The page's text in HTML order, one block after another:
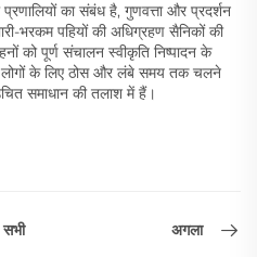
का संबंध है, गुणवत्ता और प्रदर्शन
भरकम पहियों की अधिग्रहण सैनिकों की
को पूर्ण संचालन स्वीकृति निष्पादन के
लोगों के लिए ठोस और लंबे समय तक चलने
समाधान की तलाश में हैं।
सभी अगला